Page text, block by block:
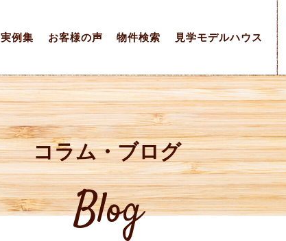
実例集 お客様の声 物件検索 見学モデルハウス
コラム・ブログ
Blog